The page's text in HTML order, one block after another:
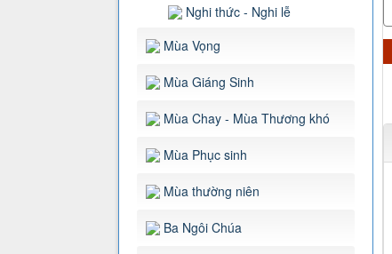
Nghi thức - Nghi lễ
Mùa Vọng
Mùa Giáng Sinh
Mùa Chay - Mùa Thương khó
Mùa Phục sinh
Mùa thường niên
Ba Ngôi Chúa